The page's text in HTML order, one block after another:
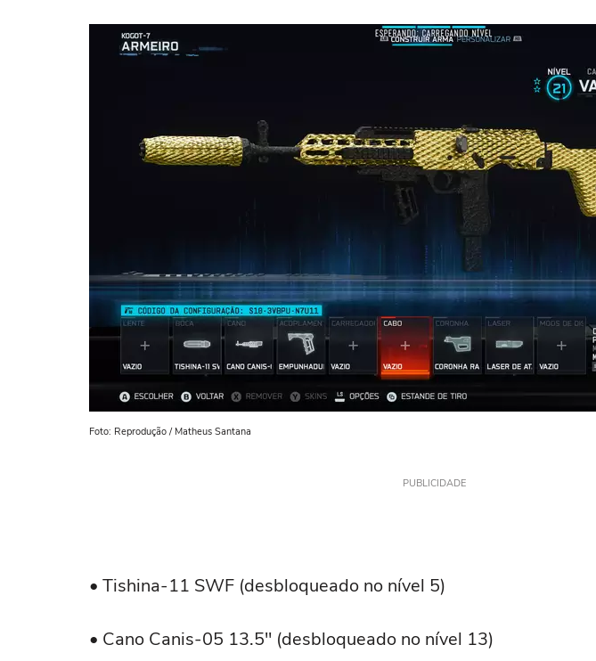
Foto: Reprodução / Matheus Santana
PUBLICIDADE
• Tishina-11 SWF (desbloqueado no nível 5)
• Cano Canis-05 13.5" (desbloqueado no nível 13)